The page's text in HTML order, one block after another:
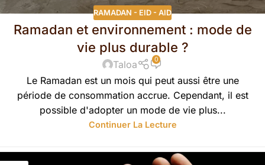
RAMADAN - EID - AID
Ramadan et environnement : mode de
vie plus durable ?
Taloa 0
Le Ramadan est un mois qui peut aussi être une
période de consommation accrue. Cependant, il est
possible d'adopter un mode de vie plus...
Continuer La Lecture